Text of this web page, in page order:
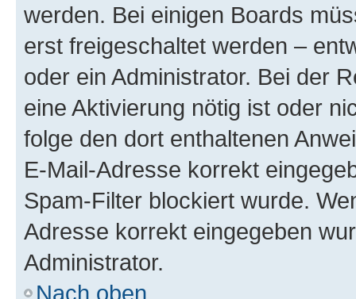
werden. Bei einigen Boards
erst freigeschaltet werden –
oder ein Administrator. Bei der
eine Aktivierung nötig ist oder
folge den dort enthaltenen
E-Mail-Adresse korrekt
Spam-Filter blockiert wurde.
Adresse korrekt eingegeben
Administrator.
Nach oben